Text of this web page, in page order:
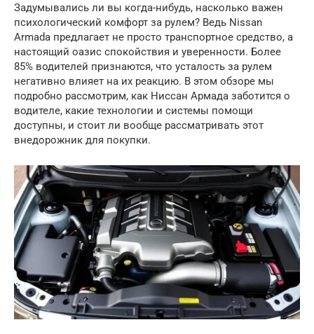
Задумывались ли вы когда-нибудь, насколько важен
психологический комфорт за рулем? Ведь Nissan
Armada предлагает не просто транспортное средство, а
настоящий оазис спокойствия и уверенности. Более
85% водителей признаются, что усталость за рулем
негативно влияет на их реакцию. В этом обзоре мы
подробно рассмотрим, как Ниссан Армада заботится о
водителе, какие технологии и системы помощи
доступны, и стоит ли вообще рассматривать этот
внедорожник для покупки.